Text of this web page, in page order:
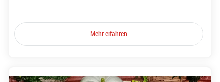
Mehr erfahren